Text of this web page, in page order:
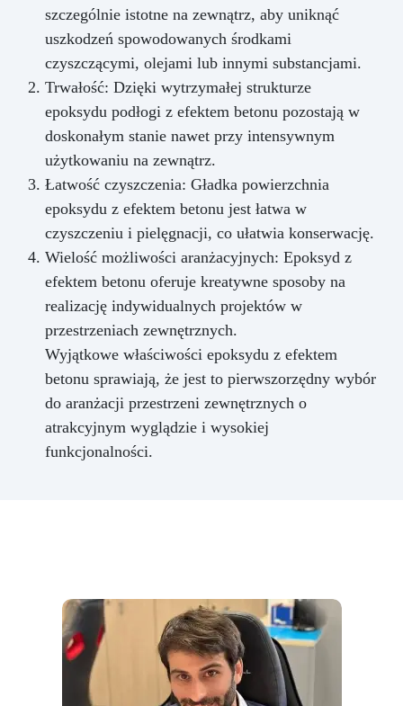
szczególnie istotne na zewnątrz, aby uniknąć
uszkodzeń spowodowanych środkami
czyszczącymi, olejami lub innymi substancjami.
Trwałość: Dzięki wytrzymałej strukturze
epoksydu podłogi z efektem betonu pozostają w
doskonałym stanie nawet przy intensywnym
użytkowaniu na zewnątrz.
Łatwość czyszczenia: Gładka powierzchnia
epoksydu z efektem betonu jest łatwa w
czyszczeniu i pielęgnacji, co ułatwia konserwację.
Wielość możliwości aranżacyjnych: Epoksyd z
efektem betonu oferuje kreatywne sposoby na
realizację indywidualnych projektów w
przestrzeniach zewnętrznych.
Wyjątkowe właściwości epoksydu z efektem
betonu sprawiają, że jest to pierwszorzędny wybór
do aranżacji przestrzeni zewnętrznych o
atrakcyjnym wyglądzie i wysokiej
funkcjonalności.